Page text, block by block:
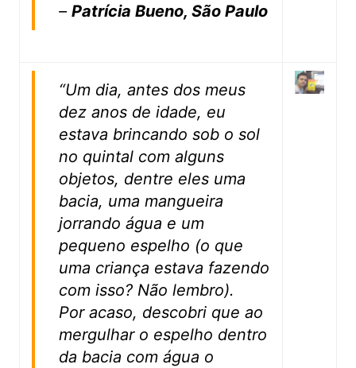
– Patrícia Bueno, São Paulo
“Um dia, antes dos meus
dez anos de idade, eu
estava brincando sob o sol
no quintal com alguns
objetos, dentre eles uma
bacia, uma mangueira
jorrando água e um
pequeno espelho (o que
uma criança estava fazendo
com isso? Não lembro).
Por acaso, descobri que ao
mergulhar o espelho dentro
da bacia com água o